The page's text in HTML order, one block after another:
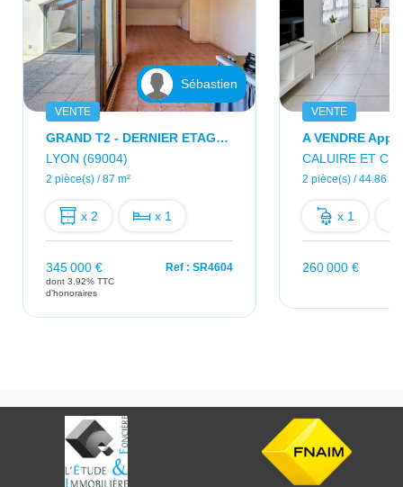
Sébastien
VENTE
GRAND T2 - DERNIER ETAGE - TERRASSE - GARAGE - CAVE
LYON (69004)
2 pièce(s) / 87 m²
x 2 x 1
345 000 €
dont 3.92% TTC
d'honoraires
Ref : SR4604
VENTE
CALUIRE ET
2 pièce(s) / 44.86 m²
x 1
260 000 €